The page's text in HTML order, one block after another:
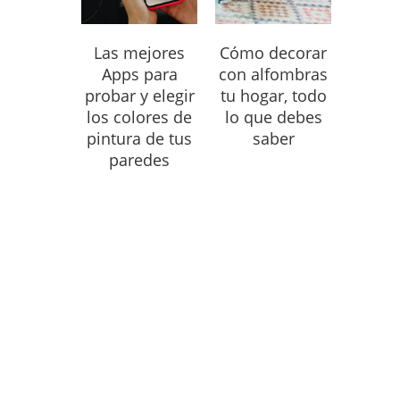
Las mejores
Apps para
probar y elegir
los colores de
pintura de tus
paredes
Cómo decorar
con alfombras
tu hogar, todo
lo que debes
saber